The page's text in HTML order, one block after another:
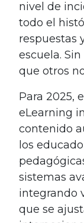
nivel de
todo el
respuestas
escuela.
que otros
Para 2025,
eLearning
contenido
los
sistemas
integrando
que se